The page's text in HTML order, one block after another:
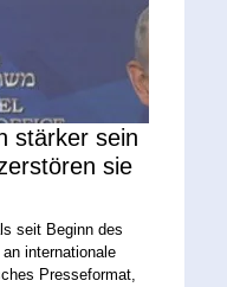
stärker sein
sie
seit Beginn des
internationale
Presseformat,